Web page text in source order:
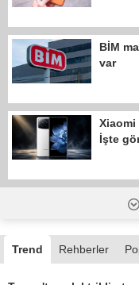
BİM
var
Xiaomi
İşte
Trend Rehberler